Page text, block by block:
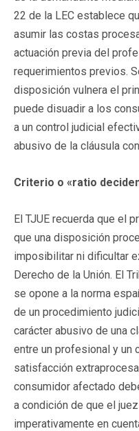
22 de la LEC establece
asumir las costas
actuación previa del
requerimientos previos.
disposición vulnera el
puede disuadir a los
a un control judicial
abusivo de la cláusula
Criterio o «ratio
El TJUE recuerda que el
que una disposición
imposibilitar ni dificultar
Derecho de la Unión. El
se opone a la norma
de un procedimiento
carácter abusivo de una
entre un profesional y un
satisfacción
consumidor afectado
a condición de que el
imperativamente en